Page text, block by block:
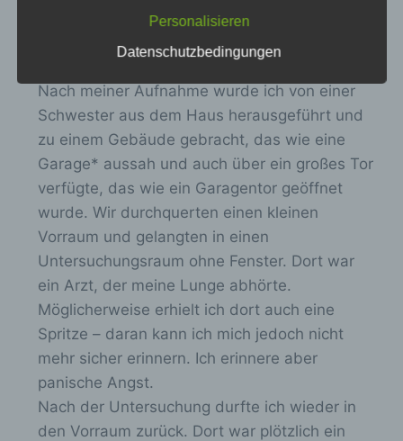
Monate vollständig isoliert.
Dort begann für mich eine Zeit, die mein
Nach meiner Aufnahme wurde ich von einer
Schwester aus dem Haus herausgeführt und
zu einem Gebäude gebracht, das wie eine
Garage* aussah und auch über ein großes Tor
verfügte, das wie ein Garagentor geöffnet
wurde. Wir durchquerten einen kleinen
Vorraum und gelangten in einen
Untersuchungsraum ohne Fenster. Dort war
ein Arzt, der meine Lunge abhörte.
Möglicherweise erhielt ich dort auch eine
Spritze – daran kann ich mich jedoch nicht
mehr sicher erinnern. Ich erinnere aber
panische Angst.
Nach der Untersuchung durfte ich wieder in
den Vorraum zurück. Dort war plötzlich ein
n
n
bestätigenden Handlung, mit der die
sie mit der Verarbeitung der sie betreffenden
ist.
Name und Anschrift des für die Verarbeitung
Verantwortlichen
Verantwortlicher im Sinne der Datenschutz-
Grundverordnung, sonstiger in den
Mitgliedstaaten der Europäischen Union
geltenden Datenschutzgesetze und anderer
Bestimmungen mit datenschutzrechtlichem
Charakter ist die:
Verein: Aufarbeitung und Erforschung von Kinder-
Verschickung e.V.
Anja Röhl (Vorsitzende)
Personalisieren
Datenschutzbedingungen